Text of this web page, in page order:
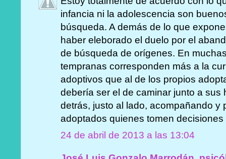
infancia ni la adolescencia son
búsqueda. A demás de lo que
haber eleborado el duelo por el
de búsqueda de orígenes. En
tempranas corresponden más a la
adoptivos que al de los propios
debería ser el de caminar junto a sus
detrás, justo al lado, acompañando y
adoptados quienes tomen
24 de abril de 2013 a las 13:04